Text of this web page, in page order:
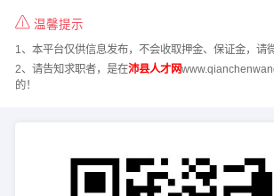
温馨提示
1、本平台仅供信息发布，不会收取押金、保证金，请
2、请告知求职者，是在沛县人才网
的！